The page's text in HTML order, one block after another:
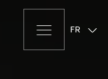
FRANÇAIS